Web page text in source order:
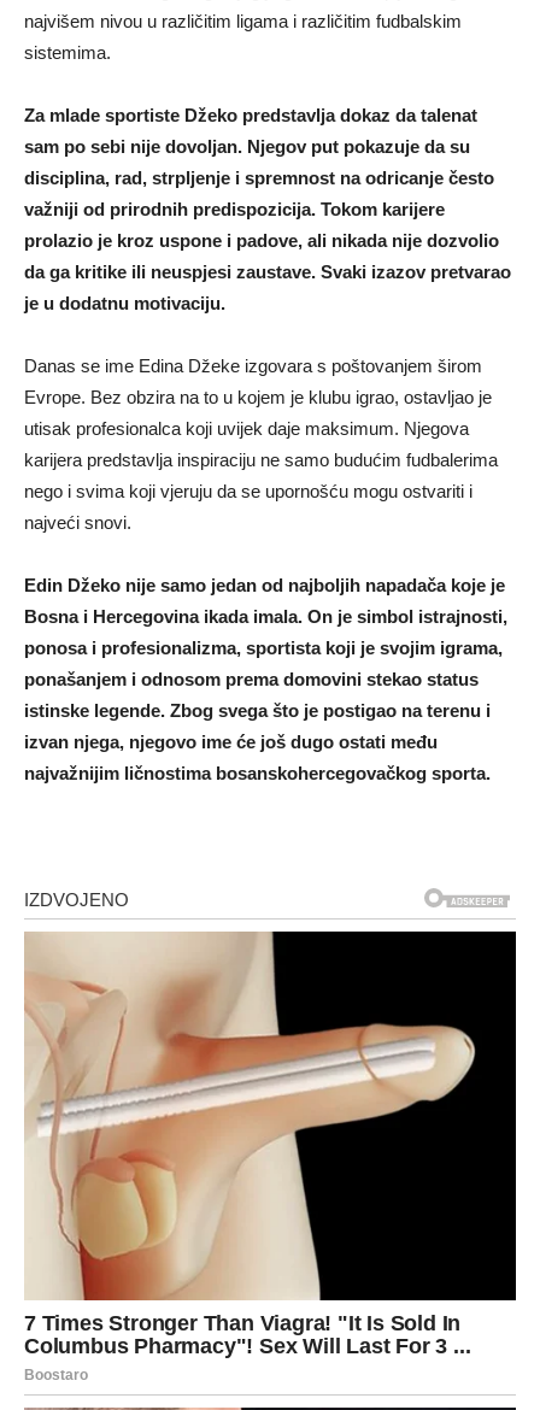
najvišem nivou u različitim ligama i različitim fudbalskim
sistemima.
Za mlade sportiste Džeko predstavlja dokaz da talenat
sam po sebi nije dovoljan. Njegov put pokazuje da su
disciplina, rad, strpljenje i spremnost na odricanje često
važniji od prirodnih predispozicija. Tokom karijere
prolazio je kroz uspone i padove, ali nikada nije dozvolio
da ga kritike ili neuspjesi zaustave. Svaki izazov pretvarao
je u dodatnu motivaciju.
Danas se ime Edina Džeke izgovara s poštovanjem širom
Evrope. Bez obzira na to u kojem je klubu igrao, ostavljao je
utisak profesionalca koji uvijek daje maksimum. Njegova
karijera predstavlja inspiraciju ne samo budućim fudbalerima
nego i svima koji vjeruju da se upornošću mogu ostvariti i
najveći snovi.
Edin Džeko nije samo jedan od najboljih napadača koje je
Bosna i Hercegovina ikada imala. On je simbol istrajnosti,
ponosa i profesionalizma, sportista koji je svojim igrama,
ponašanjem i odnosom prema domovini stekao status
istinske legende. Zbog svega što je postigao na terenu i
izvan njega, njegovo ime će još dugo ostati među
najvažnijim ličnostima bosanskohercegovačkog sporta.